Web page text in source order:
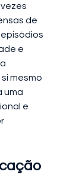
de
episódios
e
mesmo
uma
e